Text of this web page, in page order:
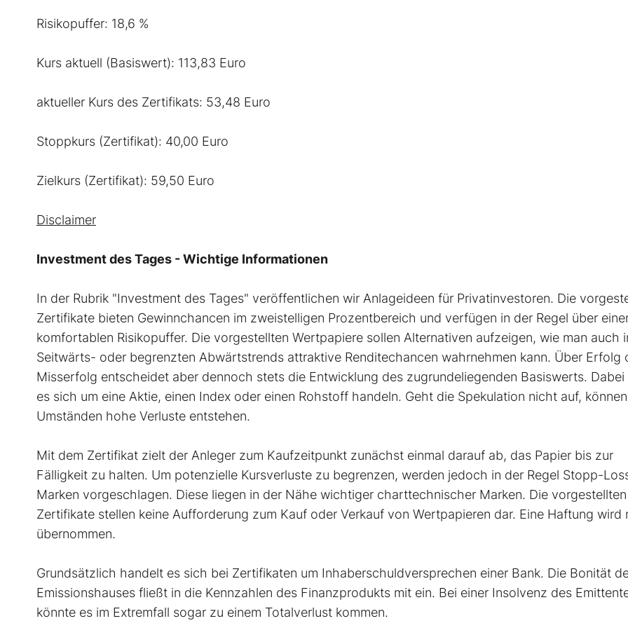
Risikopuffer: 18,6 %
Kurs aktuell (Basiswert): 113,83 Euro
aktueller Kurs des Zertifikats: 53,48 Euro
Stoppkurs (Zertifikat): 40,00 Euro
Zielkurs (Zertifikat): 59,50 Euro
Disclaimer
Investment des Tages - Wichtige Informationen
In der Rubrik "Investment des Tages" veröffentlichen wir Anlageideen für Privatinvestoren. Die
Zertifikate bieten Gewinnchancen im zweistelligen Prozentbereich und verfügen in der Regel über
komfortablen Risikopuffer. Die vorgestellten Wertpapiere sollen Alternativen aufzeigen, wie man auch
Seitwärts- oder begrenzten Abwärtstrends attraktive Renditechancen wahrnehmen kann. Über Erfolg
Misserfolg entscheidet aber dennoch stets die Entwicklung des zugrundeliegenden Basiswerts. Dabei
es sich um eine Aktie, einen Index oder einen Rohstoff handeln. Geht die Spekulation nicht auf,
Umständen hohe Verluste entstehen.
Mit dem Zertifikat zielt der Anleger zum Kaufzeitpunkt zunächst einmal darauf ab, das Papier bis zur
Fälligkeit zu halten. Um potenzielle Kursverluste zu begrenzen, werden jedoch in der Regel Stopp-
Marken vorgeschlagen. Diese liegen in der Nähe wichtiger charttechnischer Marken. Die vorgestellten
Zertifikate stellen keine Aufforderung zum Kauf oder Verkauf von Wertpapieren dar. Eine Haftung wird
übernommen.
Grundsätzlich handelt es sich bei Zertifikaten um Inhaberschuldversprechen einer Bank. Die Bonität
Emissionshauses fließt in die Kennzahlen des Finanzprodukts mit ein. Bei einer Insolvenz des
könnte es im Extremfall sogar zu einem Totalverlust kommen.